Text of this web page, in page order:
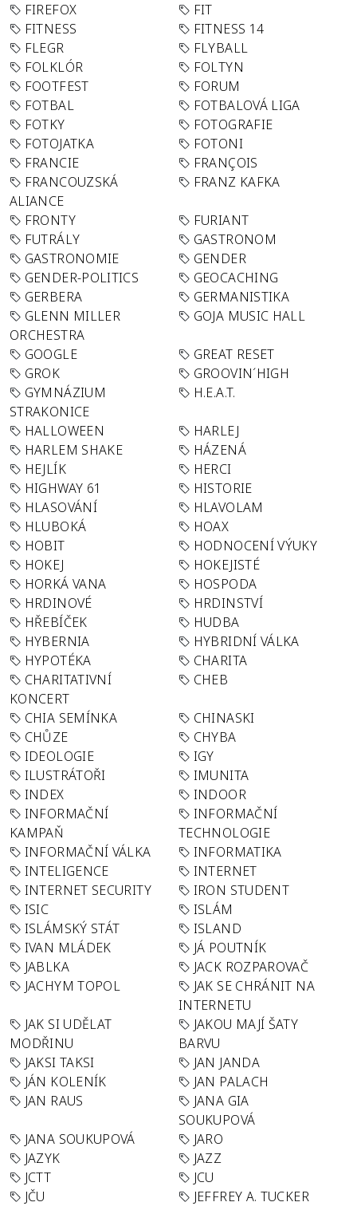
FIREFOX
FIT
FITNESS
FITNESS 14
FLEGR
FLYBALL
FOLKLÓR
FOLTYN
FOOTFEST
FORUM
FOTBAL
FOTBALOVÁ LIGA
FOTKY
FOTOGRAFIE
FOTOJATKA
FOTONI
FRANCIE
FRANÇOIS
FRANCOUZSKÁ
ALIANCE
FRANZ KAFKA
FRONTY
FURIANT
FUTRÁLY
GASTRONOM
GASTRONOMIE
GENDER
GENDER-POLITICS
GEOCACHING
GERBERA
GERMANISTIKA
GLENN MILLER
ORCHESTRA
GOJA MUSIC HALL
GOOGLE
GREAT RESET
GROK
GROOVIN´HIGH
GYMNÁZIUM
STRAKONICE
H.E.A.T.
HALLOWEEN
HARLEJ
HARLEM SHAKE
HÁZENÁ
HEJLÍK
HERCI
HIGHWAY 61
HISTORIE
HLASOVÁNÍ
HLAVOLAM
HLUBOKÁ
HOAX
HOBIT
HODNOCENÍ VÝUKY
HOKEJ
HOKEJISTÉ
HORKÁ VANA
HOSPODA
HRDINOVÉ
HRDINSTVÍ
HŘEBÍČEK
HUDBA
HYBERNIA
HYBRIDNÍ VÁLKA
HYPOTÉKA
CHARITA
CHARITATIVNÍ
KONCERT
CHEB
CHIA SEMÍNKA
CHINASKI
CHŮZE
CHYBA
IDEOLOGIE
IGY
ILUSTRÁTOŘI
IMUNITA
INDEX
INDOOR
INFORMAČNÍ
KAMPAŇ
INFORMAČNÍ
TECHNOLOGIE
INFORMAČNÍ VÁLKA
INFORMATIKA
INTELIGENCE
INTERNET
INTERNET SECURITY
IRON STUDENT
ISIC
ISLÁM
ISLÁMSKÝ STÁT
ISLAND
IVAN MLÁDEK
JÁ POUTNÍK
JABLKA
JACK ROZPAROVAČ
JACHYM TOPOL
JAK SE CHRÁNIT NA
INTERNETU
JAK SI UDĚLAT
MODŘINU
JAKOU MAJÍ ŠATY
BARVU
JAKSI TAKSI
JAN JANDA
JÁN KOLENÍK
JAN PALACH
JAN RAUS
JANA GIA
SOUKUPOVÁ
JANA SOUKUPOVÁ
JARO
JAZYK
JAZZ
JCTT
JCU
JČU
JEFFREY A. TUCKER